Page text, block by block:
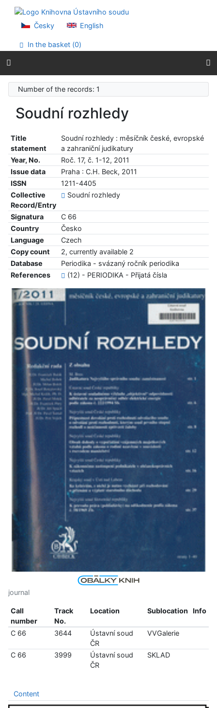
Go to menu
Accessibility declaration
Česky English
In the basket (0)
Number of the records: 1
Soudní rozhledy
Title
statement
Soudní rozhledy : měsíčník české, evropské
a zahraniční judikatury
Year, No.
Roč. 17, č. 1-12, 2011
Issue data
Praha : C.H. Beck, 2011
ISSN
1211-4405
Collective
Record/Entry
Soudní rozhledy
Signatura
C 66
Country
Česko
Language
Czech
Copy count
2, currently available 2
Database
Periodika - svázaný ročník periodika
References
(12) - PERIODIKA - Přijatá čísla
journal
Call
number
Track
No.
Location Sublocation Info
C 66 3644
Ústavní soud
ČR
VVGalerie
C 66 3999
Ústavní soud
ČR
SKLAD
Content